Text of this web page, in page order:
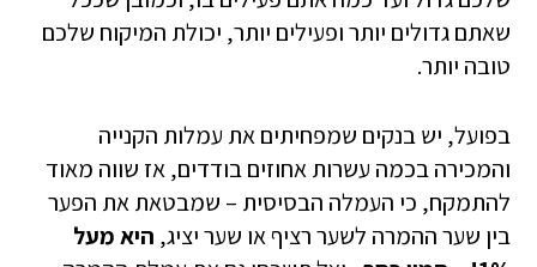
שאתם גדולים יותר ופעילים יותר, יכולת המיקוח שלכם
טובה יותר.
בפועל, יש בנקים שמפחיתים את עמלות הקנייה
והמכירה בכמה עשרות אחוזים בודדים, אז שווה מאוד
להתמקח, כי העמלה הבסיסית – שמבטאת את הפער
בין שער ההמרה לשער רציף או שער יציג, היא מעל